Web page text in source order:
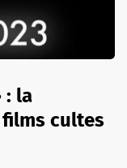
: la
cultes